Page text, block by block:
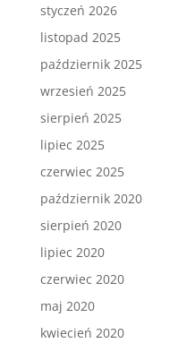
styczeń 2026
listopad 2025
październik 2025
wrzesień 2025
sierpień 2025
lipiec 2025
czerwiec 2025
październik 2020
sierpień 2020
lipiec 2020
czerwiec 2020
maj 2020
kwiecień 2020